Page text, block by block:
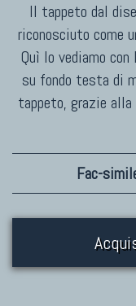
Il tappeto dal
riconosciuto come
Quì lo vediamo
su fondo testa di
tappeto, grazie
Fac-